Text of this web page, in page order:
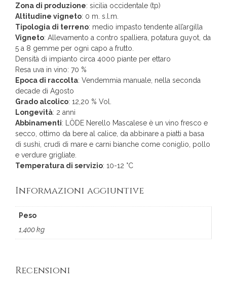
Zona di produzione: sicilia occidentale (tp)
Altitudine vigneto: 0 m. s.l.m.
Tipologia di terreno: medio impasto tendente all’argilla
Vigneto: Allevamento a contro spalliera, potatura guyot, da
5 a 8 gemme per ogni capo a frutto.
Densità di impianto circa 4000 piante per ettaro
Resa uva in vino: 70 %
Epoca di raccolta: Vendemmia manuale, nella seconda
decade di Agosto
Grado alcolico: 12,20 % Vol.
Longevità: 2 anni
Abbinamenti: LÒDE Nerello Mascalese è un vino fresco e
secco, ottimo da bere al calice, da abbinare a piatti a basa
di sushi, crudi di mare e carni bianche come coniglio, pollo
e verdure grigliate.
Temperatura di servizio: 10-12 °C
Informazioni aggiuntive
Peso
1,400 kg
Recensioni